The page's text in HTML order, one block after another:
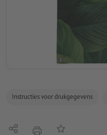
Instructies voor drukgegevens
Delen afdrukkenOp de lijst